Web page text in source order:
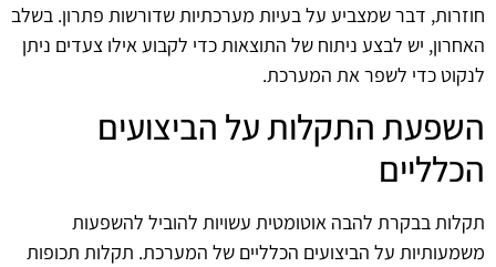
חוזרות, דבר שמצביע על בעיות מערכתיות שדורשות פתרון. בשלב
האחרון, יש לבצע ניתוח של התוצאות כדי לקבוע אילו צעדים ניתן
לנקוט כדי לשפר את המערכת.
השפעת התקלות על הביצועים
הכלליים
תקלות בבקרת להבה אוטומטית עשויות להוביל להשפעות
משמעותיות על הביצועים הכלליים של המערכת. תקלות תכופות